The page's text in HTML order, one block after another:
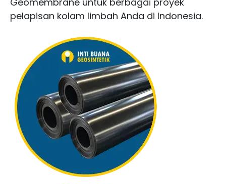
pelapisan kolam limbah Anda di Indonesia.